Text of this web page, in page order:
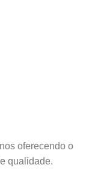
oferecendo o
qualidade.